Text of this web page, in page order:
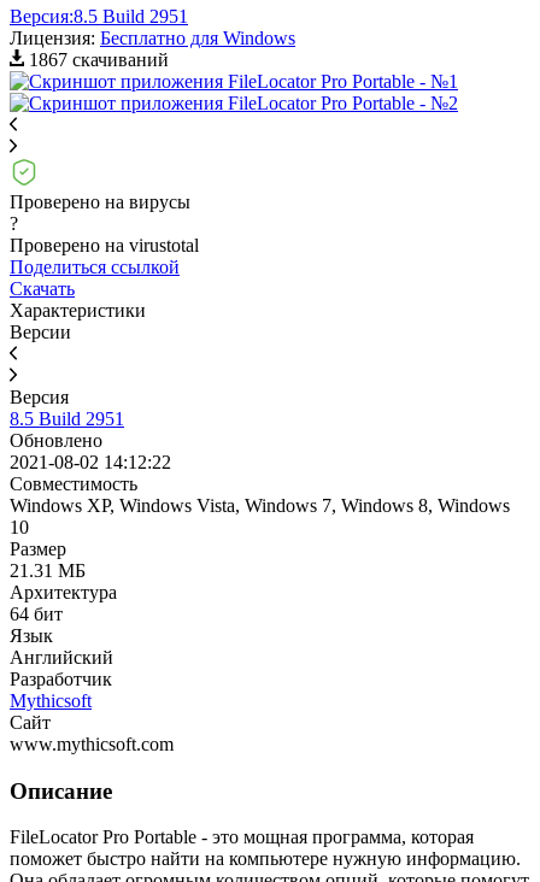
Версия:8.5 Build 2951
Лицензия: Бесплатно для Windows
1867 скачиваний
Проверено на вирусы
?
Проверено на virustotal
Поделиться ссылкой
Скачать
Характеристики
Версии
Версия
8.5 Build 2951
Обновлено
2021-08-02 14:12:22
Совместимость
Windows XP, Windows Vista, Windows 7, Windows 8, Windows
10
Размер
21.31 МБ
Архитектура
64 бит
Язык
Английский
Разработчик
Mythicsoft
Сайт
www.mythicsoft.com
Описание
FileLocator Pro Portable - это мощная программа, которая
поможет быстро найти на компьютере нужную информацию.